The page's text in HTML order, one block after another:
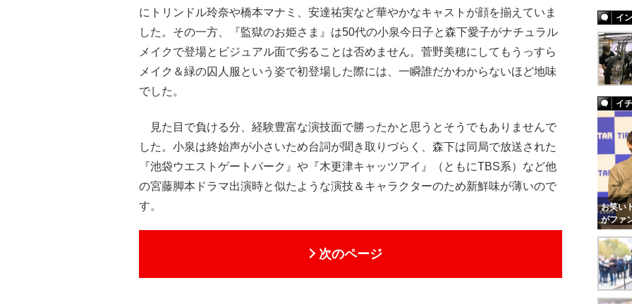
にトリンドル玲奈や橋本マナミ、安達祐実など華やかなキャストが顔を揃えていま
した。その一方、『監獄のお姫さま』は50代の小泉今日子と森下愛子がナチュラル
メイクで登場とビジュアル面で劣ることは否めません。菅野美穂にしてもうっすら
メイク＆緑の囚人服という姿で初登場した際には、一瞬誰だかわからないほど地味
でした。
見た目で負ける分、経験豊富な演技面で勝ったかと思うとそうでもありませんで
した。小泉は終始声が小さいため台詞が聞き取りづらく、森下は同局で放送された
『池袋ウエストゲートパーク』や『木更津キャッツアイ』（ともにTBS系）など他
の宮藤脚本ドラマ出演時と似たような演技＆キャラクターのため新鮮味が薄いので
す。
次のページ
イ
イ
お笑い
がファ